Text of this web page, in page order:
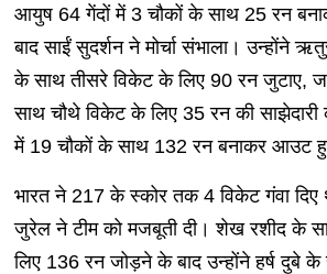
आयुष 64 गेंदों में 3 चौकों के साथ 25 रन
बाद साईं सुदर्शन ने मोर्चा संभाला। उन्होंने
के साथ तीसरे विकेट के लिए 90 रन जुटाए,
साथ चौथे विकेट के लिए 35 रन की साझेदारी
में 19 चौकों के साथ 132 रन बनाकर आउट
भारत ने 217 के स्कोर तक 4 विकेट गंवा
जुरेल ने टीम को मजबूती दी। शेख रशीद के
लिए 136 रन जोड़ने के बाद उन्होंने हर्ष दुबे